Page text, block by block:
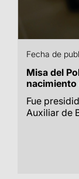
Fecha de
Misa del
nacimiento
Fue
Auxiliar de